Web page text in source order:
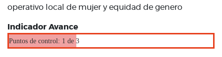
operativo local de mujer y equidad de genero
Indicador Avance
Puntos de control: 1 de 3